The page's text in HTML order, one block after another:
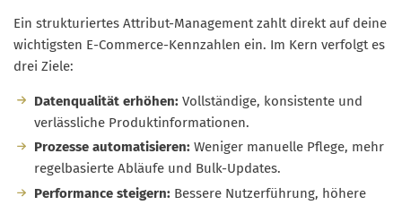
Ein strukturiertes Attribut-Management zahlt direkt auf deine
wichtigsten E-Commerce-Kennzahlen ein. Im Kern verfolgt es
drei Ziele:
Datenqualität erhöhen: Vollständige, konsistente und
verlässliche Produktinformationen.
Prozesse automatisieren: Weniger manuelle Pflege, mehr
regelbasierte Abläufe und Bulk-Updates.
Performance steigern: Bessere Nutzerführung, höhere